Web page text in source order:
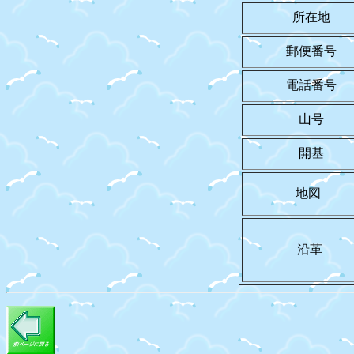
所在地
郵便番号
電話番号
山号
開基
地図
沿革